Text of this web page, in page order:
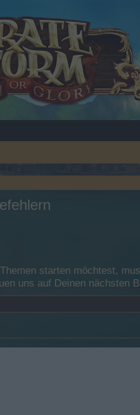
starten möchtest,
uns auf Deinen nächsten